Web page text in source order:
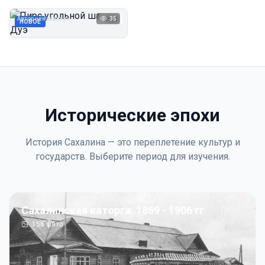
НОВОЕ 1923
Автор неизвестен 35
Исторические эпохи
История Сахалина — это переплетение культур и
государств. Выберите период для изучения.
Сахалинская каторга: 1869 - 1906 гг
156фото